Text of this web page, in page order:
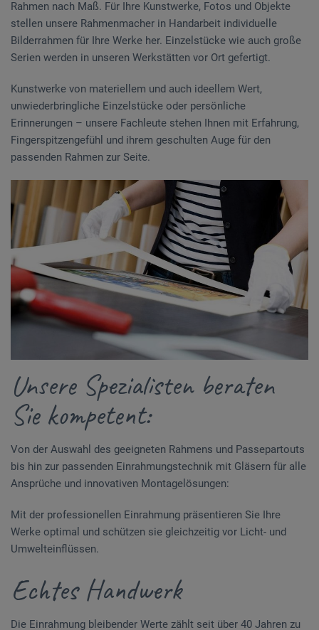
Rahmen nach Maß. Für Ihre Kunstwerke, Fotos und Objekte
stellen unsere Rahmenmacher in Handarbeit individuelle
Bilderrahmen für Ihre Werke her. Einzelstücke wie auch große
Serien werden in unseren Werkstätten vor Ort gefertigt.
Kunstwerke von materiellem und auch ideellem Wert,
unwiederbringliche Einzelstücke oder persönliche
Erinnerungen – unsere Fachleute stehen Ihnen mit Erfahrung,
Fingerspitzengefühl und ihrem geschulten Auge für den
passenden Rahmen zur Seite.
Unsere Spezialisten beraten
Sie kompetent:
Von der Auswahl des geeigneten Rahmens und Passepartouts
bis hin zur passenden Einrahmungstechnik mit Gläsern für alle
Ansprüche und innovativen Montagelösungen:
Mit der professionellen Einrahmung präsentieren Sie Ihre
Werke optimal und schützen sie gleichzeitig vor Licht- und
Umwelteinflüssen.
Echtes Handwerk
Die Einrahmung bleibender Werte zählt seit über 40 Jahren zu